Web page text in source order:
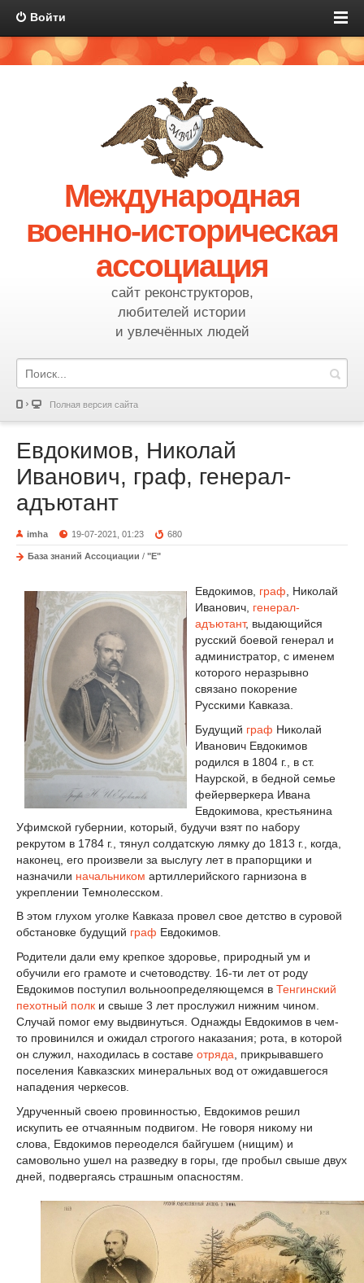
Войти
Международная
военно-историческая
ассоциация
сайт реконструкторов,
любителей истории
и увлечённых людей
Полная версия сайта
Евдокимов, Николай
Иванович, граф, генерал-
адъютант
imha 19-07-2021, 01:23 680
База знаний Ассоциации / "Е"
Евдокимов, граф , Николай
Иванович, генерал-
адъютант, выдающийся
русский боевой генерал и
администратор, с именем
которого неразрывно
связано покорение
Русскими Кавказа.
Будущий граф Николай
Иванович Евдокимов
родился в 1804 г., в ст.
Наурской, в бедной семье
фейерверкера Ивана
Евдокимова, крестьянина
Уфимской губернии, который, будучи взят по набору
рекрутом в 1784 г., тянул солдатскую лямку до 1813 г., когда,
наконец, его произвели за выслугу лет в прапорщики и
назначили начальником артиллерийского гарнизона в
укреплении Темнолесском.
В этом глухом уголке Кавказа провел свое детство в суровой
обстановке будущий граф Евдокимов.
Родители дали ему крепкое здоровье, природный ум и
обучили его грамоте и счетоводству. 16-ти лет от роду
Евдокимов поступил вольноопределяющемся в Тенгинский
пехотный полк и свыше 3 лет прослужил нижним чином.
Случай помог ему выдвинуться. Однажды Евдокимов в чем-
то провинился и ожидал строгого наказания; рота, в которой
он служил, находилась в составе отряда , прикрывавшего
поселения Кавказских минеральных вод от ожидавшегося
нападения черкесов.
Удрученный своею провинностью, Евдокимов решил
искупить ее отчаянным подвигом. Не говоря никому ни
слова, Евдокимов переоделся байгушем (нищим) и
самовольно ушел на разведку в горы, где пробыл свыше двух
дней, подвергаясь страшным опасностям.